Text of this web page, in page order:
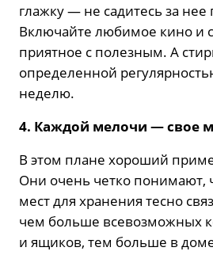
глажку — не садитесь за нее
Включайте любимое кино и
приятное с полезным. А
определенной
неделю.
4. Каждой мелочи — свое
В этом плане хороший
Они очень четко понимают,
мест для хранения тесно
чем больше всевозможных
и ящиков, тем больше в